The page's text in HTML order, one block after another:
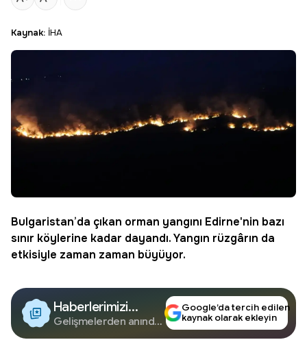
Kaynak: İHA
Bulgaristan’da çıkan orman yangını Edirne'nin bazı
sınır köylerine kadar dayandı. Yangın rüzgârın da
etkisiyle zaman zaman büyüyor.
Haberlerimizi
Google'da Takip
Edin
Gelişmelerden anında
Google’da tercih edilen
kaynak olarak ekleyin